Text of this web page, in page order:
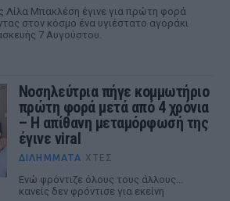
Λίλα Μπακλέση έγινε για πρώτη φορά
στον κόσμο ένα υγιέστατο αγοράκι
7 Αυγούστου.
Νοσηλεύτρια πήγε κομμωτήριο
πρώτη φορά μετά από 4 χρόνια
– Η απίθανη μεταμόρφωσή της
έγινε viral
ΔΙΛΉΜΜΑΤΑ ΧΤΕΣ
Ενώ φρόντιζε όλους τους άλλους...
κανείς δεν φρόντισε για εκείνη